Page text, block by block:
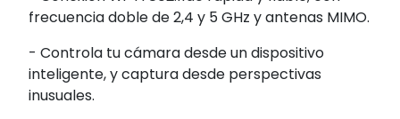
frecuencia doble de 2,4 y 5 GHz y antenas MIMO.
- Controla tu cámara desde un dispositivo
inteligente, y captura desde perspectivas
inusuales.